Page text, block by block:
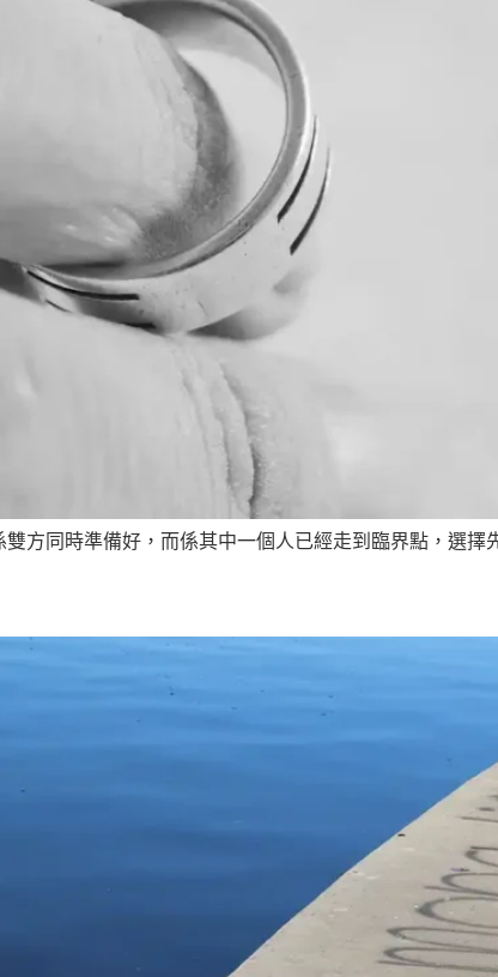
方同時準備好，而係其中一個人已經走到臨界點，選